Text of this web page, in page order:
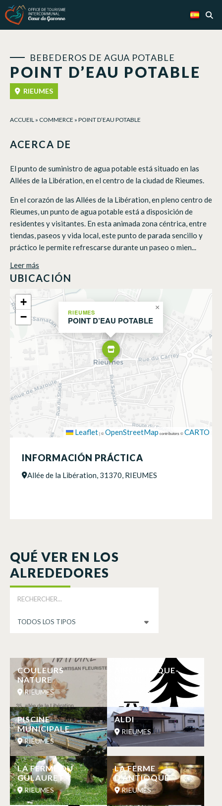
POINT D’EAU POTABLE
BEBEDEROS DE AGUA POTABLE
RIEUMES
ACCUEIL » COMMERCE » POINT D’EAU POTABLE
ACERCA DE
El punto de suministro de agua potable está situado en las
Allées de la Libération, en el centro de la ciudad de Rieumes.
En el corazón de las Allées de la Libération, en pleno centro de
Rieumes, un punto de agua potable está a disposición de
residentes y visitantes. En esta animada zona céntrica, entre
tiendas, paseos y vida local, este punto de parada sencillo y
práctico le permite refrescarse durante un paseo o mien...
Leer más
UBICACIÓN
RIEUMES
POINT D’EAU POTABLE
×
+
−
Leaflet|©OpenStreetMap contributors ©CARTO
INFORMACIÓN PRÁCTICA
Allée de la Libération, 31370, RIEUMES
QUÉ VER EN LOS
ALREDEDORES
COULEURS
NATURE
RIEUMES
AIRE DE PIQUE-
RIEUMES
PISCINE
MUNICIPALE
RIEUMES
ALDI
RIEUMES
LA FERME DU
GULAURET
RIEUMES
LA FERME
D’ANTIOQUE
RIEUMES
Panel de gestión de cookies